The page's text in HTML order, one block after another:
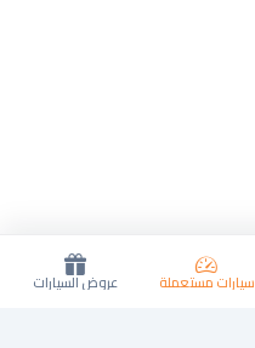
سيارات مستعملة عروض السيارات